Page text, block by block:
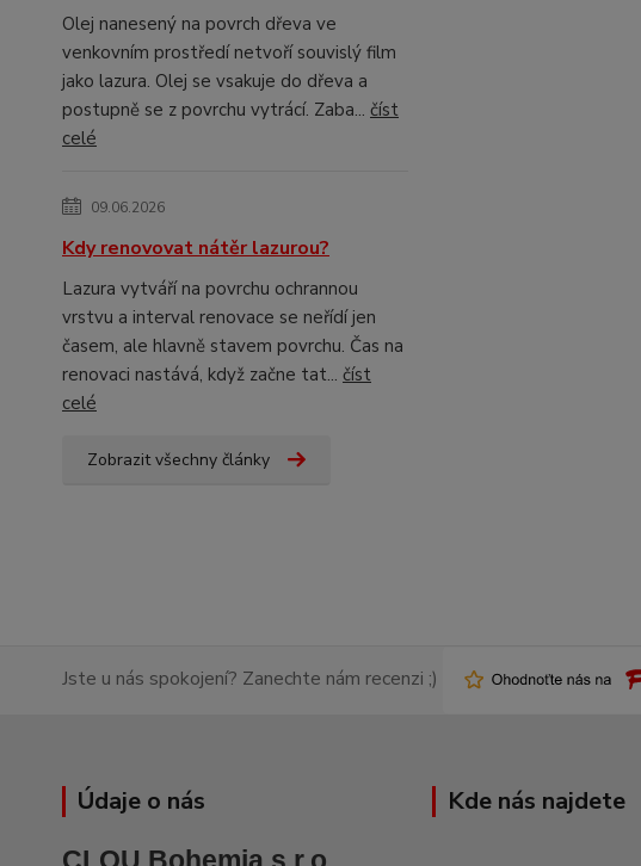
Olej nanesený na povrch dřeva ve
venkovním prostředí netvoří souvislý film
jako lazura. Olej se vsakuje do dřeva a
postupně se z povrchu vytrácí. Zaba... číst
celé
09.06.2026
Kdy renovovat nátěr lazurou?
Lazura vytváří na povrchu ochrannou
vrstvu a interval renovace se neřídí jen
časem, ale hlavně stavem povrchu. Čas na
renovaci nastává, když začne tat... číst
celé
Zobrazit všechny články
Jste u nás spokojení? Zanechte nám recenzi ;)
Údaje o nás Kde nás najdete